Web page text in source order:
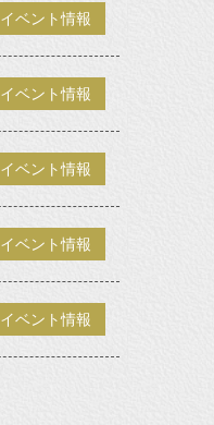
イベント情報
イベント情報
イベント情報
イベント情報
イベント情報